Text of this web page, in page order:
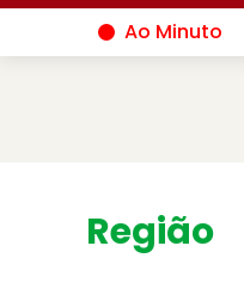
Ao Minuto
à inovação do mundo da moda
Região.